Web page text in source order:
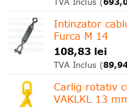
TVA Inclus (
Intinzator
Furca M 14
108,83 lei
TVA Inclus (
Carlig rotativ
VAKLKL 13